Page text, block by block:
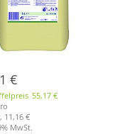
€
55,17 €
11,16 €
MwSt.